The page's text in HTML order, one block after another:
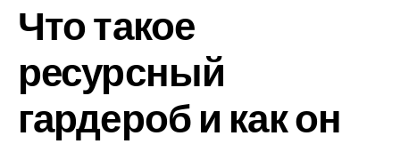
Что такое
ресурсный
гардероб и как он